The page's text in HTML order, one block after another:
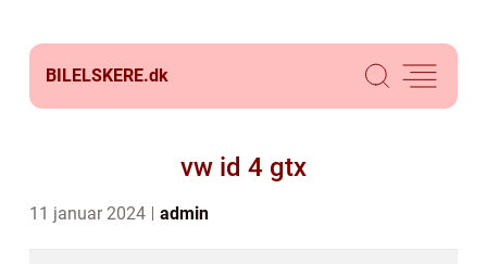
BILELSKERE.dk
vw id 4 gtx
11 januar 2024 admin